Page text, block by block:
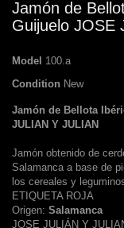
Jamón de
Guijuelo JOSE
Model 100.a
Condition New
Jamón de Bellota
JULIAN Y JULIAN
Jamón obtenido de
Salamanca a base de
los cereales y
ETIQUETA ROJA
Origen: Salamanca
JOSE JULIÁN Y